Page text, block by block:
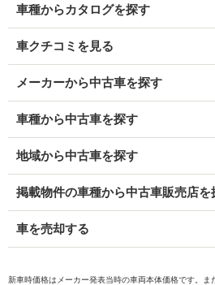
車種からカタログを探す
車クチコミを見る
メーカーから中古車を探す
車種から中古車を探す
地域から中古車を探す
掲載物件の車種から中古車販売店を
車を売却する
新車時価格はメーカー発表当時の車両本体価格です。